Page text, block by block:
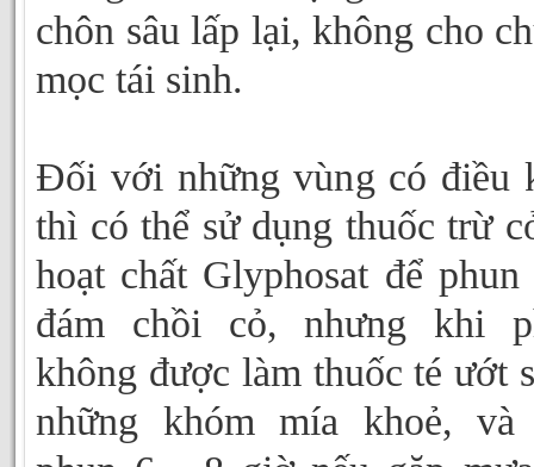
chôn sâu lấp lại, không cho
mọc tái sinh.
Đối với những vùng có điều
thì có thể sử dụng thuốc trừ
hoạt chất Glyphosat để phun
đám chồi cỏ, nhưng khi
không được làm thuốc té ướt
những khóm mía khoẻ, và